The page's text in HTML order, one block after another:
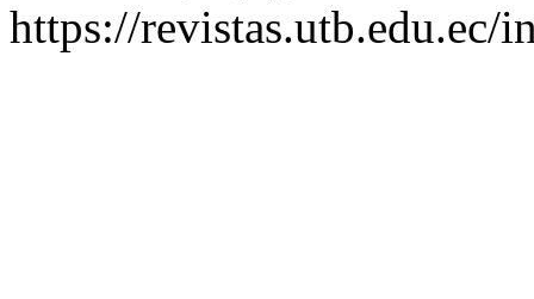
https://revistas.utb.edu.ec/